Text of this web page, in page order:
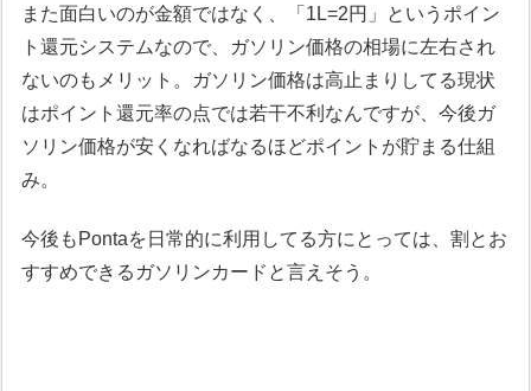
また面白いのが金額ではなく、「1L=2円」というポイン
ト還元システムなので、ガソリン価格の相場に左右され
ないのもメリット。ガソリン価格は高止まりしてる現状
はポイント還元率の点では若干不利なんですが、今後ガ
ソリン価格が安くなればなるほどポイントが貯まる仕組
み。
今後もPontaを日常的に利用してる方にとっては、割とお
すすめできるガソリンカードと言えそう。